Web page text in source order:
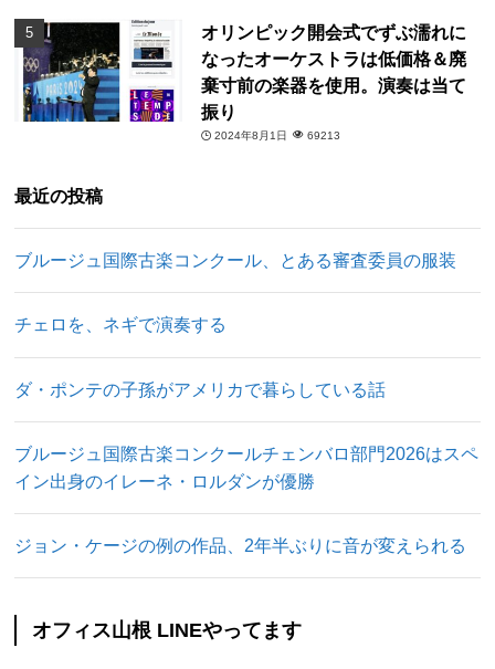
オリンピック開会式でずぶ濡れに
なったオーケストラは低価格＆廃
棄寸前の楽器を使用。演奏は当て
振り
2024年8月1日 69213
最近の投稿
ブルージュ国際古楽コンクール、とある審査委員の服装
チェロを、ネギで演奏する
ダ・ポンテの子孫がアメリカで暮らしている話
ブルージュ国際古楽コンクールチェンバロ部門2026はスペ
イン出身のイレーネ・ロルダンが優勝
ジョン・ケージの例の作品、2年半ぶりに音が変えられる
オフィス山根 LINEやってます